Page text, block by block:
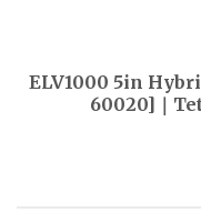
ゲ
ELV1000 5in
60020]｜